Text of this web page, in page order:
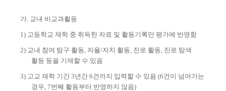
가. 교내 비교과활동
1) 고등학교 재학 중 취득한 자료 및 활동기록만 평가에 반영함
2) 교내 참여 탐구 활동, 자율/자치 활동, 진로 활동, 진로 탐색
활등 등을 기재할 수 있음
3) 고교 재학 기간 3년간 6건까지 입력할 수 있음 (6건이 넘어가는
경우, 7번째 활동부터 반영하지 않음)